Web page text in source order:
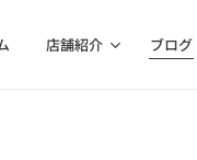
店舗紹介 ブログ